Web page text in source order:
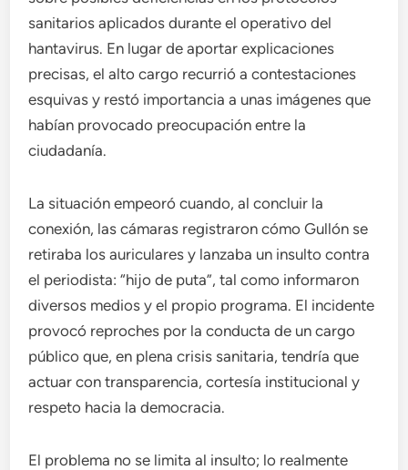
sanitarios aplicados durante el operativo del
hantavirus. En lugar de aportar explicaciones
precisas, el alto cargo recurrió a contestaciones
esquivas y restó importancia a unas imágenes que
habían provocado preocupación entre la
ciudadanía.
La situación empeoró cuando, al concluir la
conexión, las cámaras registraron cómo Gullón se
retiraba los auriculares y lanzaba un insulto contra
el periodista: “hijo de puta”, tal como informaron
diversos medios y el propio programa. El incidente
provocó reproches por la conducta de un cargo
público que, en plena crisis sanitaria, tendría que
actuar con transparencia, cortesía institucional y
respeto hacia la democracia.
El problema no se limita al insulto; lo realmente